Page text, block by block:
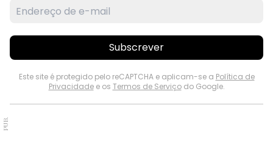
Subscrever
Este site é protegido pelo reCAPTCHA e aplicam-se a Política de
Privacidadee os Termos de Serviçodo Google.
PUB.